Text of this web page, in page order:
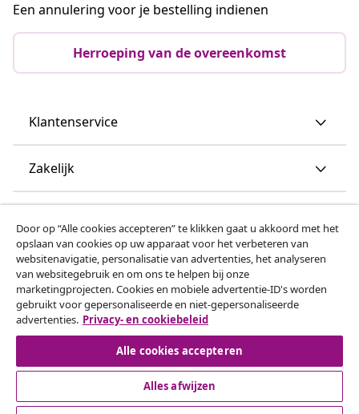
Een annulering voor je bestelling indienen
Herroeping van de overeenkomst
Klantenservice
Zakelijk
Ontdek meer
© 2008-2026 vidaxl.be is een website van vidaXL Marketplace
B.V.
Door op “Alle cookies accepteren” te klikken gaat u akkoord met het
opslaan van cookies op uw apparaat voor het verbeteren van
websitenavigatie, personalisatie van advertenties, het analyseren
van websitegebruik en om ons te helpen bij onze
marketingprojecten. Cookies en mobiele advertentie-ID's worden
gebruikt voor gepersonaliseerde en niet-gepersonaliseerde
advertenties. Privacy- en cookiebeleid
Alle cookies accepteren
Alles afwijzen